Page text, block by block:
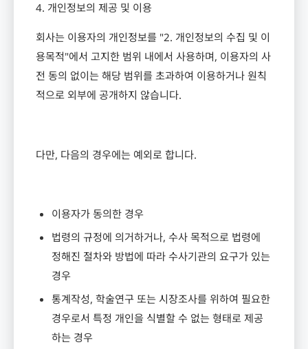
4. 개인정보의 제공 및 이용
회사는 이용자의 개인정보를 "2. 개인정보의 수집 및 이
용목적"에서 고지한 범위 내에서 사용하며, 이용자의 사
전 동의 없이는 해당 범위를 초과하여 이용하거나 원칙
적으로 외부에 공개하지 않습니다.
다만, 다음의 경우에는 예외로 합니다.
이용자가 동의한 경우
법령의 규정에 의거하거나, 수사 목적으로 법령에
정해진 절차와 방법에 따라 수사기관의 요구가 있는
경우
통계작성, 학술연구 또는 시장조사를 위하여 필요한
경우로서 특정 개인을 식별할 수 없는 형태로 제공
하는 경우